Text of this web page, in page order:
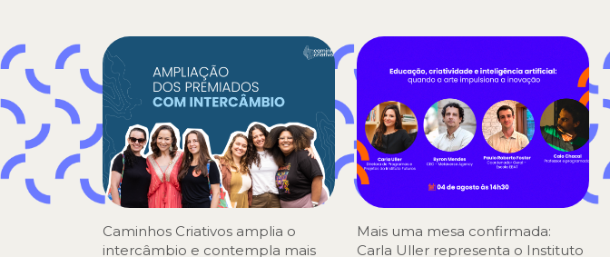
Caminhos Criativos amplia o
intercâmbio e contempla mais
Mais uma mesa confirmada:
Carla Uller representa o Instituto